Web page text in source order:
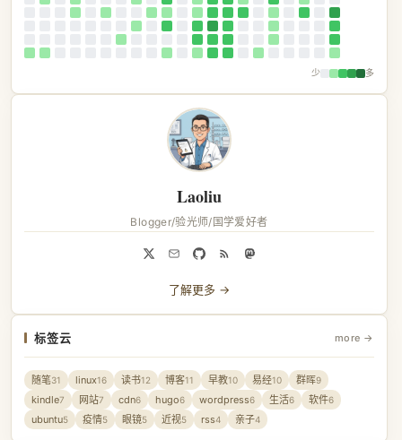
少 多
Laoliu
Blogger/验光师/国学爱好者
了解更多 →
标签云 more →
随笔31 linux16 读书12 博客11 早教10 易经10 群晖9
kindle7 网站7 cdn6 hugo6 wordpress6 生活6 软件6
ubuntu5 疫情5 眼镜5 近视5 rss4 亲子4